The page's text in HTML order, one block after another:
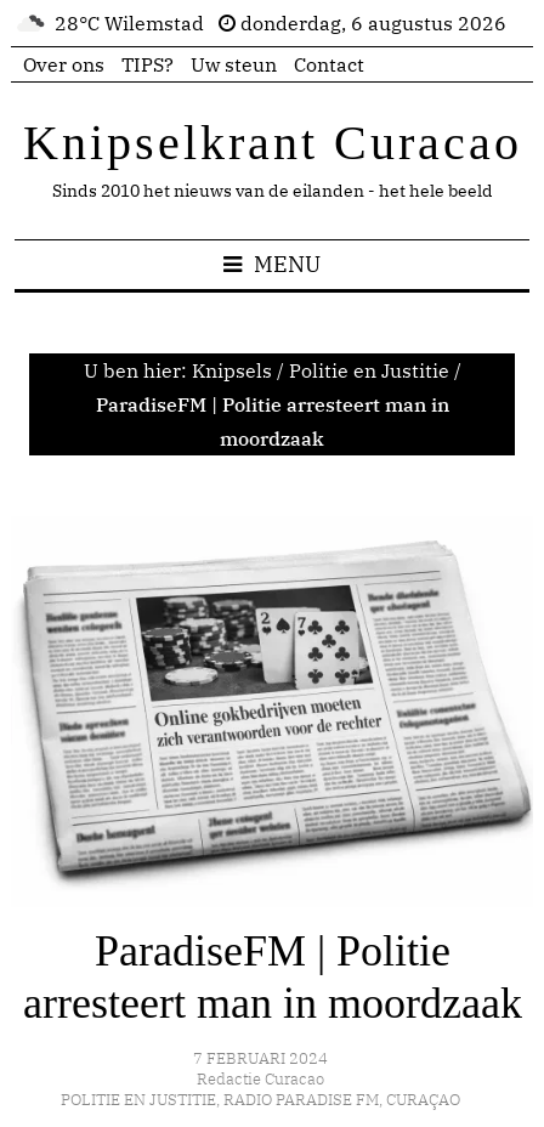
28°C Wilemstad
donderdag, 6 augustus 2026
Over ons
TIPS? Uw steun Contact
Knipselkrant Curacao
Sinds 2010 het nieuws van de eilanden - het hele beeld
MENU
U ben hier: Knipsels / Politie en Justitie /
ParadiseFM | Politie arresteert man in
moordzaak
ParadiseFM | Politie
arresteert man in moordzaak
7 FEBRUARI 2024
Redactie Curacao
POLITIE EN JUSTITIE, RADIO PARADISE FM, CURAÇAO